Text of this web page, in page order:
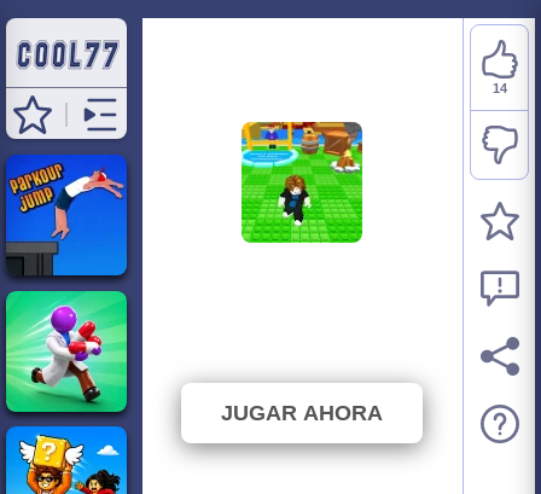
JUGAR AHORA
14